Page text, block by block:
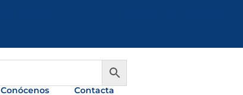
Conócenos Contacta